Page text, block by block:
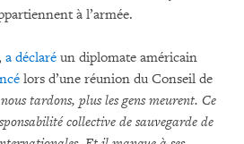
à l’armée.
a déclaré un diplomate américain
lors d’une réunion du Conseil de
tardons, plus les gens meurent. Ce
collective de sauvegarde de